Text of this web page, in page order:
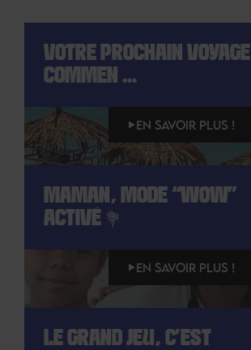
VOTRE PROCHAIN VOYAGE
COMMEN ...
EN SAVOIR PLUS !
MAMAN, MODE “WOW”
ACTIVÉ 💐
EN SAVOIR PLUS !
LE GRAND JEU, C’EST